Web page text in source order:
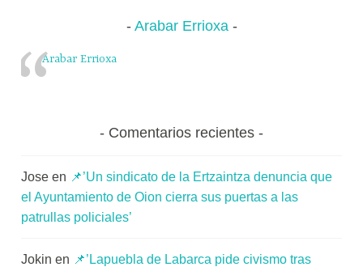
Arabar Errioxa
Arabar Errioxa
Comentarios recientes
Jose en 📌’Un sindicato de la Ertzaintza denuncia que
el Ayuntamiento de Oion cierra sus puertas a las
patrullas policiales’
Jokin en 📌’Lapuebla de Labarca pide civismo tras